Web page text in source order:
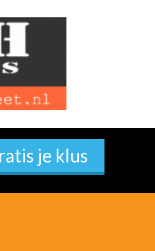
je klus